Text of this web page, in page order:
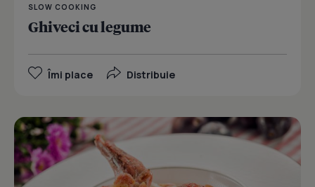
SLOW COOKING
Ghiveci cu legume
Îmi place Distribuie